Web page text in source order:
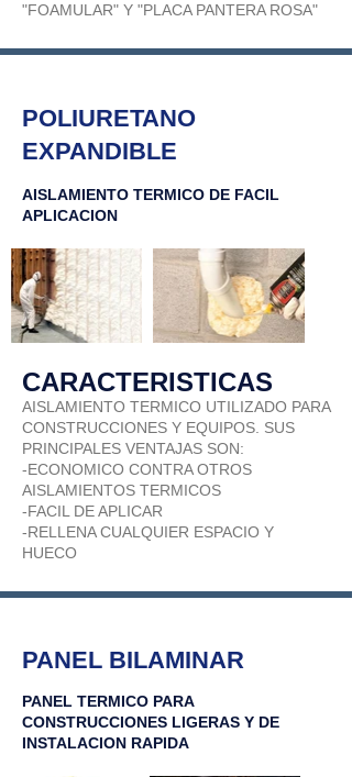
"FOAMULAR" Y "PLACA PANTERA ROSA"
POLIURETANO
EXPANDIBLE
AISLAMIENTO TERMICO DE FACIL
APLICACION
CARACTERISTICAS
AISLAMIENTO TERMICO UTILIZADO PARA
CONSTRUCCIONES Y EQUIPOS. SUS
PRINCIPALES VENTAJAS SON:
-ECONOMICO CONTRA OTROS
AISLAMIENTOS TERMICOS
-FACIL DE APLICAR
-RELLENA CUALQUIER ESPACIO Y
HUECO
PANEL BILAMINAR
PANEL TERMICO PARA
CONSTRUCCIONES LIGERAS Y DE
INSTALACION RAPIDA